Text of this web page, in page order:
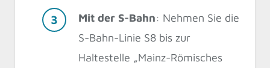
Mit der S-Bahn: Nehmen Sie die
S-Bahn-Linie S8 bis zur
Haltestelle „Mainz-Römisches